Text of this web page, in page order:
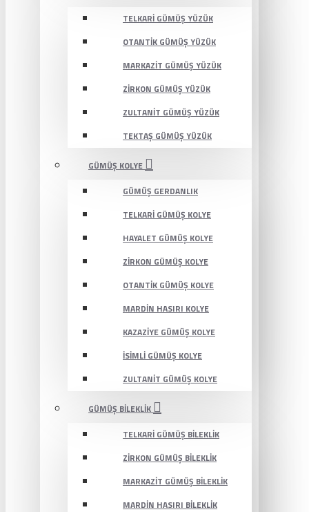
TELKARI GÜMÜŞ YÜZÜK
OTANTIK GÜMÜŞ YÜZÜK
MARKAZIT GÜMÜŞ YÜZÜK
ZIRKON GÜMÜŞ YÜZÜK
ZULTANIT GÜMÜŞ YÜZÜK
TEKTAŞ GÜMÜŞ YÜZÜK
GÜMÜŞ KOLYE
GÜMÜŞ GERDANLIK
TELKARI GÜMÜŞ KOLYE
HAYALET GÜMÜŞ KOLYE
ZIRKON GÜMÜŞ KOLYE
OTANTIK GÜMÜŞ KOLYE
MARDIN HASIRI KOLYE
KAZAZIYE GÜMÜŞ KOLYE
İSIMLI GÜMÜŞ KOLYE
ZULTANIT GÜMÜŞ KOLYE
GÜMÜŞ BILEKLIK
TELKARI GÜMÜŞ BILEKLIK
ZIRKON GÜMÜŞ BILEKLIK
MARKAZIT GÜMÜŞ BILEKLIK
MARDIN HASIRI BILEKLIK